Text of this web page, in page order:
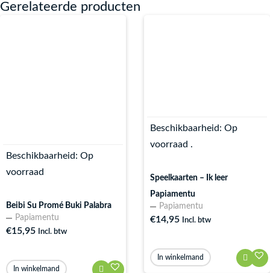
Gerelateerde producten
Beschikbaarheid: Op
voorraad
Beibi Su Promé Buki Palabra
Papiamentu
€15,95 Incl. btw
In winkelmand
Beschikbaarheid: Op
voorraad .
Speelkaarten – Ik leer
Papiamentu
Papiamentu
€14,95 Incl. btw
In winkelmand